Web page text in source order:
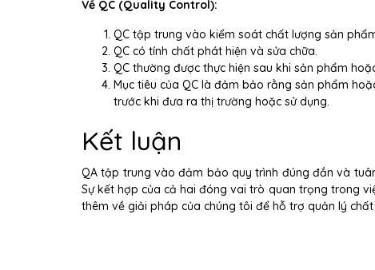
Về QC (Quality Control):
QC tập trung vào kiểm soát chất lượng sản
QC có tính chất phát hiện và sửa chữa.
QC thường được thực hiện sau khi sản phẩm
Mục tiêu của QC là đảm bảo rằng sản phẩm
trước khi đưa ra thị trường hoặc sử dụng.
Kết luận
QA tập trung vào đảm bảo quy trình đúng đắn và
Sự kết hợp của cả hai đóng vai trò quan trọng trong
thêm về giải pháp của chúng tôi để hỗ trợ quản lý